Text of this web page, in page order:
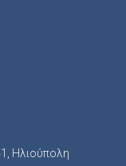
Ηλιούπολη